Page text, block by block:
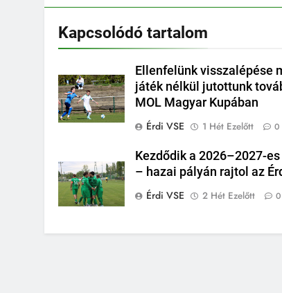
Kapcsolódó tartalom
Ellenfelünk visszalépése
játék nélkül jutottunk
MOL Magyar Kupában
Érdi VSE
1 Hét Ezelőtt 0
Kezdődik a 2026–2027-
– hazai pályán rajtol az
Érdi VSE
2 Hét Ezelőtt 0